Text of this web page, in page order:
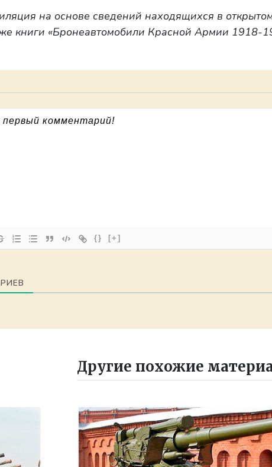
на основе сведений находящихся в
книги «Бронеавтомобили Красной Армии 1918-
{} [+]
Другие похожие